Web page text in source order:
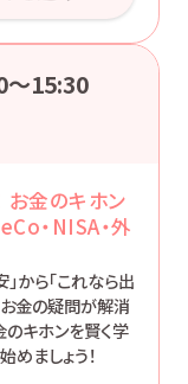
15:30
お金のキホン
・NISA・外
から「これなら出
お金の疑問が解消
のキホンを賢く学
めましょう！